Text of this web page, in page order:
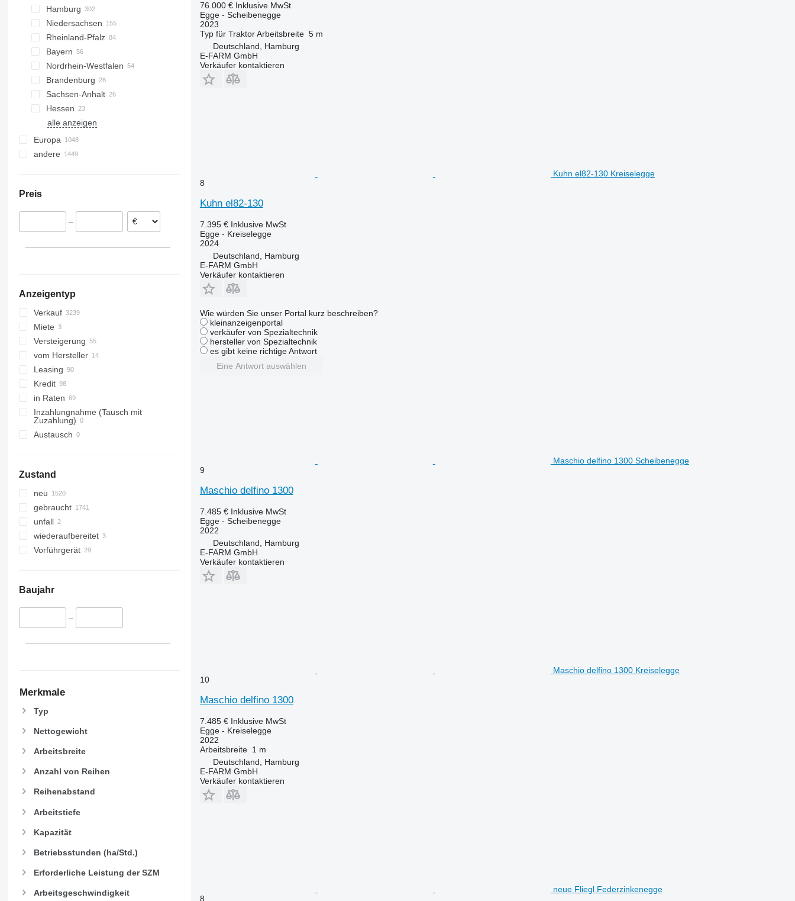
Hamburg
Hamburg
Niedersachsen
Hannover
Hildesheim
Wildeshausen
Sittensen
Braunschweig
Oldenburg
Stuhr
Meppen
alle anzeigen
Rheinland-Pfalz
Trier
Koblenz
Frankenthal
Bayern
München
Landshut
Bayreuth
Regensburg
Ingolstadt
Kastl
Ansbach
Nordrhein-Westfalen
Düsseldorf
Münster
Bielefeld
Altenberge
Paderborn
Beelen
Brandenburg
Potsdam
Oranienburg
Sachsen-Anhalt
Magdeburg
Calbe
Halle
Domnitz
Hessen
Kassel
Groß-Gerau
Darmstadt
Rostock
Demmin
Gadebusch
Kiel
Lübeck
Preetz
Buttelstedt
Kölleda
Dresden
Nartum
Chemnitz
Bremen
Stuttgart
Heilbronn
Freiburg im Breisgau
alle anzeigen
Europa
Polen
Niederlande
Ungarn
andere
Argentinien
Kolumbien
Preis
–
Anzeigentyp
Verkauf
Miete
Versteigerung
vom Hersteller
Leasing
Kredit
in Raten
Inzahlungnahme (Tausch mit
Zuzahlung)
Austausch
Zustand
neu
gebraucht
unfall
wiederaufbereitet
Vorführgerät
Baujahr
–
Merkmale
Typ
Nettogewicht
Arbeitsbreite
Anzahl von Reihen
Reihenabstand
Arbeitstiefe
Kapazität
Betriebsstunden (ha/Std.)
Erforderliche Leistung der SZM
Arbeitsgeschwindigkeit
76.000 € Inklusive MwSt
Egge - Scheibenegge
2023
Typ für Traktor Arbeitsbreite 5 m
Deutschland, Hamburg
E-FARM GmbH
Verkäufer kontaktieren
Kuhn el82-130 Kreiselegge
8
Kuhn el82-130
7.395 € Inklusive MwSt
Egge - Kreiselegge
2024
Deutschland, Hamburg
E-FARM GmbH
Verkäufer kontaktieren
Wie würden Sie unser Portal kurz beschreiben?
kleinanzeigenportal
verkäufer von Spezialtechnik
hersteller von Spezialtechnik
es gibt keine richtige Antwort
Eine Antwort auswählen
Maschio delfino 1300 Scheibenegge
9
Maschio delfino 1300
7.485 € Inklusive MwSt
Egge - Scheibenegge
2022
Deutschland, Hamburg
E-FARM GmbH
Verkäufer kontaktieren
Maschio delfino 1300 Kreiselegge
10
Maschio delfino 1300
7.485 € Inklusive MwSt
Egge - Kreiselegge
2022
Arbeitsbreite 1 m
Deutschland, Hamburg
E-FARM GmbH
Verkäufer kontaktieren
neue Fliegl Federzinkenegge
8